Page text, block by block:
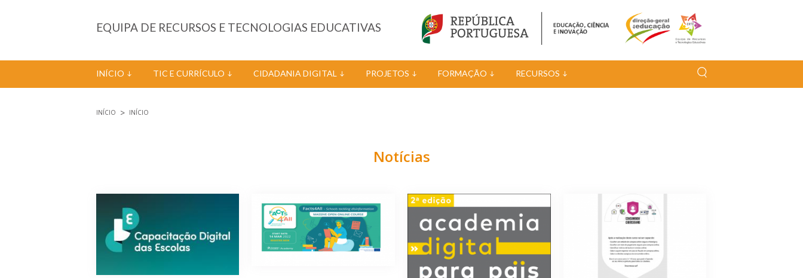
EQUIPA DE RECURSOS E TECNOLOGIAS EDUCATIVAS
INÍCIO TIC E CURRÍCULO CIDADANIA DIGITAL PROJETOS FORMAÇÃO RECURSOS
INÍCIO INÍCIO
Notícias
Páginas